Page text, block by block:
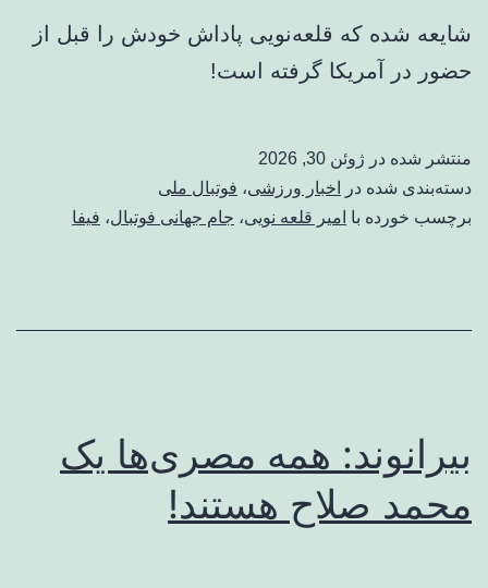
شایعه شده که قلعه‌نویی پاداش خودش را قبل از
حضور در آمریکا گرفته است!
منتشر شده در ژوئن 30, 2026
دسته‌بندی شده در
اخبار ورزشی، فوتبال ملی
برچسب خورده با امیر قلعه نویی، جام جهانی فوتبال، فیفا
بیرانوند: همه مصری‌ها یک
محمد صلاح هستند!